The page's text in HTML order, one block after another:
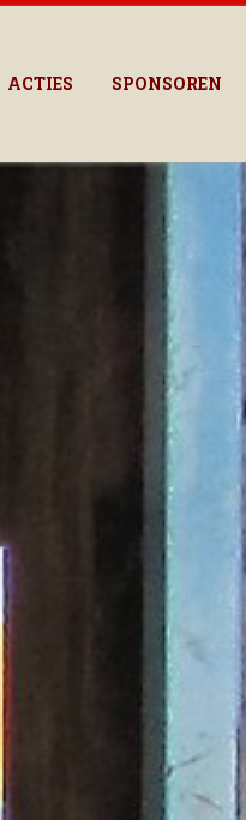
ACTIES SPONSOREN